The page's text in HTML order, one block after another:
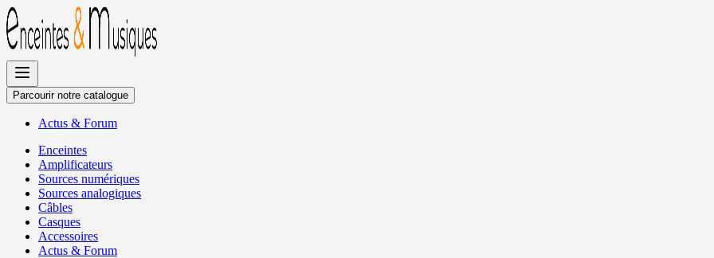
Allez
au
contenu
Parcourir notre catalogue
Actus & Forum
Enceintes
Amplificateurs
Sources numériques
Sources analogiques
Câbles
Casques
Accessoires
Actus & Forum